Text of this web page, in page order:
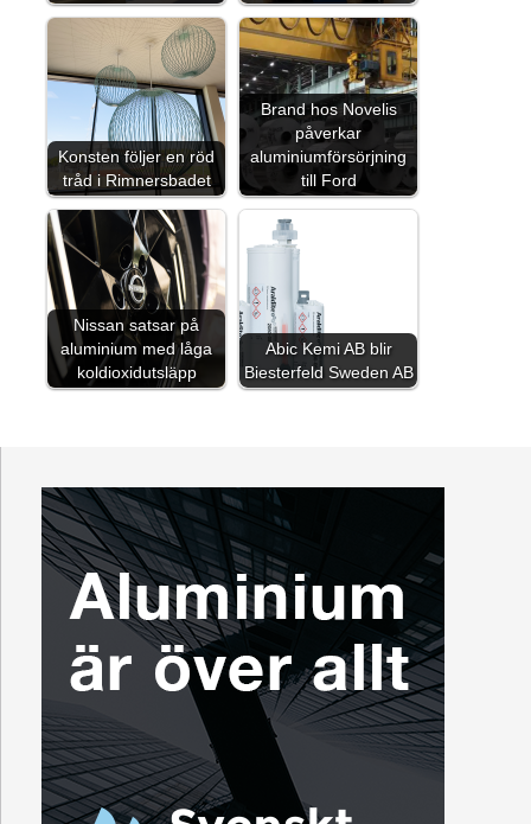
Konsten följer en röd
tråd i Rimnersbadet
Brand hos Novelis
påverkar
aluminiumförsörjning
till Ford
Nissan satsar på
aluminium med låga
koldioxidutsläpp
Abic Kemi AB blir
Biesterfeld Sweden AB